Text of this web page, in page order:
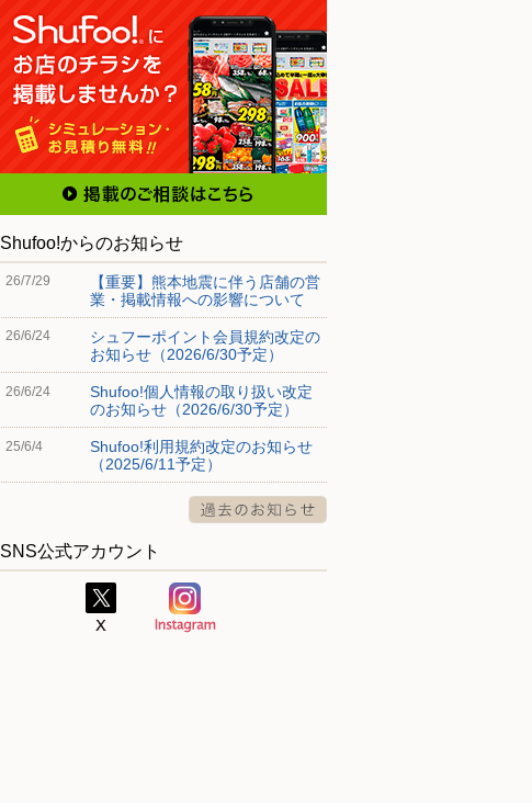
Shufoo!からのお知らせ
26/7/29
【重要】熊本地震に伴う店舗の営
業・掲載情報への影響について
26/6/24
シュフーポイント会員規約改定の
お知らせ（2026/6/30予定）
26/6/24
Shufoo!個人情報の取り扱い改定
のお知らせ（2026/6/30予定）
25/6/4
Shufoo!利用規約改定のお知らせ
（2025/6/11予定）
SNS公式アカウント